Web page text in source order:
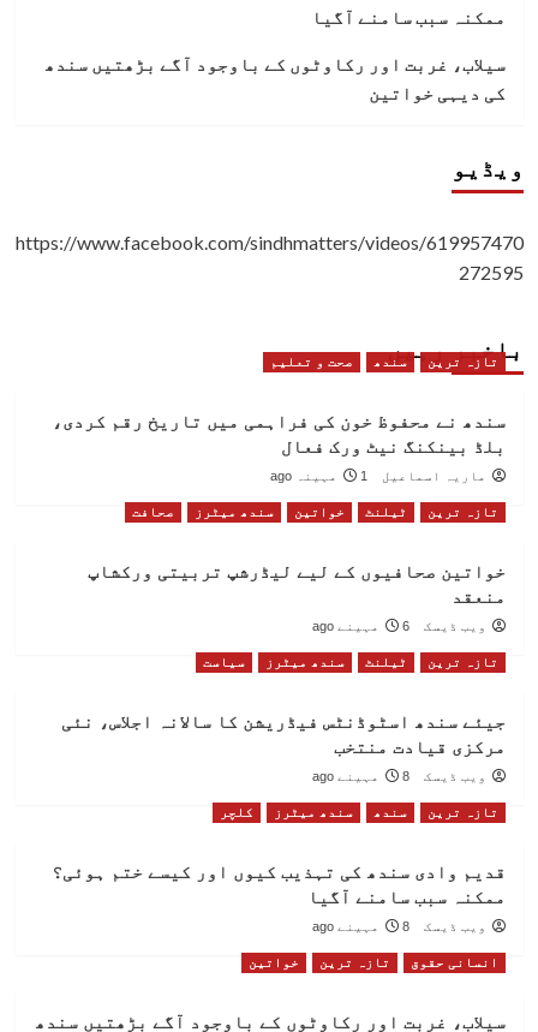
ممکنہ سبب سامنے آگیا
سیلاب، غربت اور رکاوٹوں کے باوجود آگے بڑھتیں سندھ
کی دیہی خواتین
ویڈیو
https://www.facebook.com/sindhmatters/videos/619957470
272595
باخبر رہیں
تازہ ترین سندھ صحت و تعلیم
سندھ نے محفوظ خون کی فراہمی میں تاریخ رقم کردی،
بلڈ بینکنگ نیٹ ورک فعال
ماریہ اسماعیل 1 مہینہ ago
تازہ ترین ٹیلنٹ خواتین سندھ میٹرز صحافت
خواتین صحافیوں کے لیے لیڈرشپ تربیتی ورکشاپ
منعقد
ویب ڈیسک 6 مہینے ago
تازہ ترین ٹیلنٹ سندھ میٹرز سیاست
جیئے سندھ اسٹوڈنٹس فیڈریشن کا سالانہ اجلاس، نئی
مرکزی قیادت منتخب
ویب ڈیسک 8 مہینے ago
تازہ ترین سندھ سندھ میٹرز کلچر
قدیم وادی سندھ کی تہذیب کیوں اور کیسے ختم ہوئی؟
ممکنہ سبب سامنے آگیا
ویب ڈیسک 8 مہینے ago
انسانی حقوق تازہ ترین خواتین
سیلاب، غربت اور رکاوٹوں کے باوجود آگے بڑھتیں سندھ